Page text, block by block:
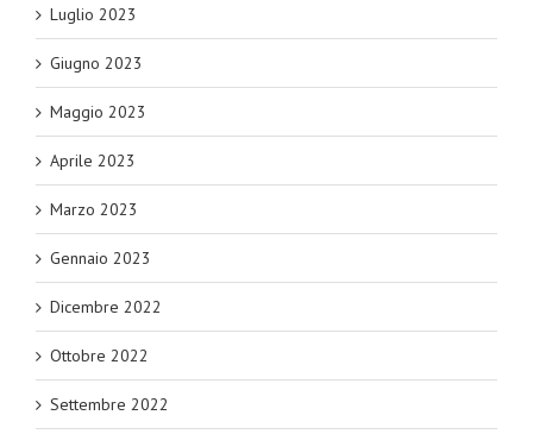
Luglio 2023
Giugno 2023
Maggio 2023
Aprile 2023
Marzo 2023
Gennaio 2023
Dicembre 2022
Ottobre 2022
Settembre 2022